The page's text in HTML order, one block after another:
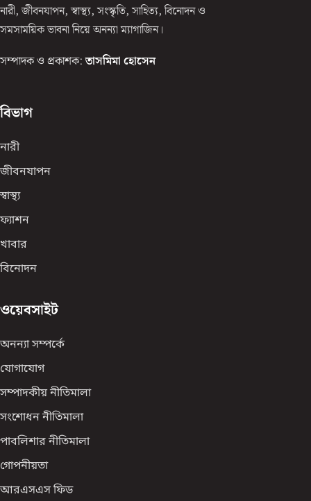
নারী, জীবনযাপন, স্বাস্থ্য, সংস্কৃতি, সাহিত্য, বিনোদন ও
সমসাময়িক ভাবনা নিয়ে অনন্যা ম্যাগাজিন।
সম্পাদক ও প্রকাশক: তাসমিমা হোসেন
বিভাগ
নারী
জীবনযাপন
স্বাস্থ্য
ফ্যাশন
খাবার
বিনোদন
ওয়েবসাইট
অনন্যা সম্পর্কে
যোগাযোগ
সম্পাদকীয় নীতিমালা
সংশোধন নীতিমালা
পাবলিশার নীতিমালা
গোপনীয়তা
আরএসএস ফিড